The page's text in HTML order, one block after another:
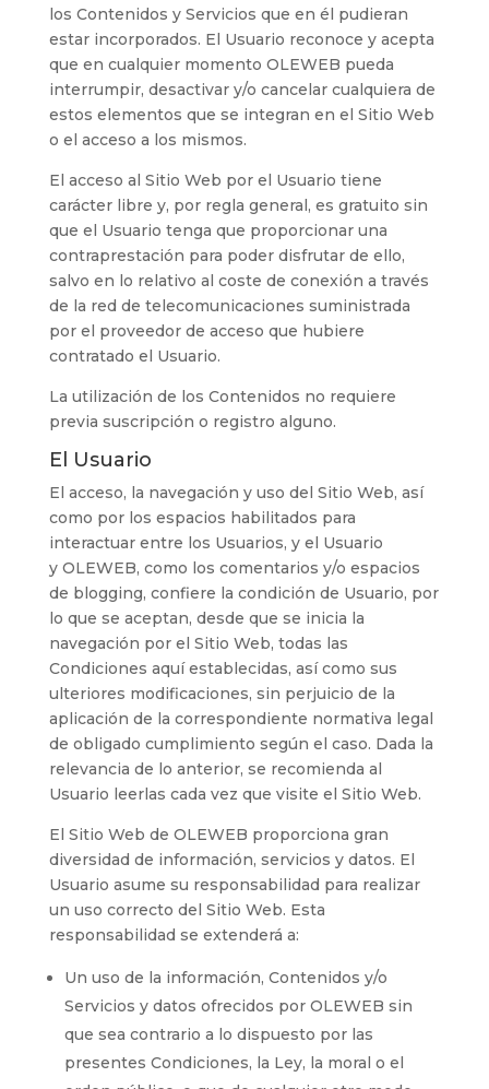
los Contenidos y Servicios que en él pudieran
estar incorporados. El Usuario reconoce y acepta
que en cualquier momento OLEWEB pueda
interrumpir, desactivar y/o cancelar cualquiera de
estos elementos que se integran en el Sitio Web
o el acceso a los mismos.
El acceso al Sitio Web por el Usuario tiene
carácter libre y, por regla general, es gratuito sin
que el Usuario tenga que proporcionar una
contraprestación para poder disfrutar de ello,
salvo en lo relativo al coste de conexión a través
de la red de telecomunicaciones suministrada
por el proveedor de acceso que hubiere
contratado el Usuario.
La utilización de los Contenidos no requiere
previa suscripción o registro alguno.
El Usuario
El acceso, la navegación y uso del Sitio Web, así
como por los espacios habilitados para
interactuar entre los Usuarios, y el Usuario
y OLEWEB, como los comentarios y/o espacios
de blogging, confiere la condición de Usuario, por
lo que se aceptan, desde que se inicia la
navegación por el Sitio Web, todas las
Condiciones aquí establecidas, así como sus
ulteriores modificaciones, sin perjuicio de la
aplicación de la correspondiente normativa legal
de obligado cumplimiento según el caso. Dada la
relevancia de lo anterior, se recomienda al
Usuario leerlas cada vez que visite el Sitio Web.
El Sitio Web de OLEWEB proporciona gran
diversidad de información, servicios y datos. El
Usuario asume su responsabilidad para realizar
un uso correcto del Sitio Web. Esta
responsabilidad se extenderá a:
Un uso de la información, Contenidos y/o
Servicios y datos ofrecidos por OLEWEB sin
que sea contrario a lo dispuesto por las
presentes Condiciones, la Ley, la moral o el